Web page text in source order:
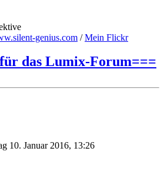
genius.com /Mein Flickr
das Lumix-Forum===
10. Januar 2016, 13:26